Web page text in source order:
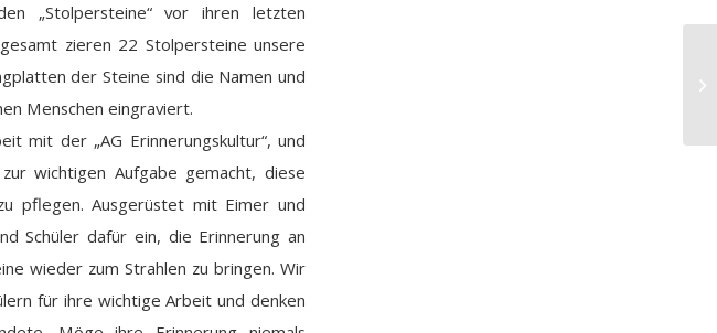
„Stolpersteine“ vor ihren letzten
zieren 22 Stolpersteine unsere
der Steine sind die Namen und
Menschen eingraviert.
mit der „AG Erinnerungskultur“, und
wichtigen Aufgabe gemacht, diese
pflegen. Ausgerüstet mit Eimer und
Schüler dafür ein, die Erinnerung an
wieder zum Strahlen zu bringen. Wir
für ihre wichtige Arbeit und denken